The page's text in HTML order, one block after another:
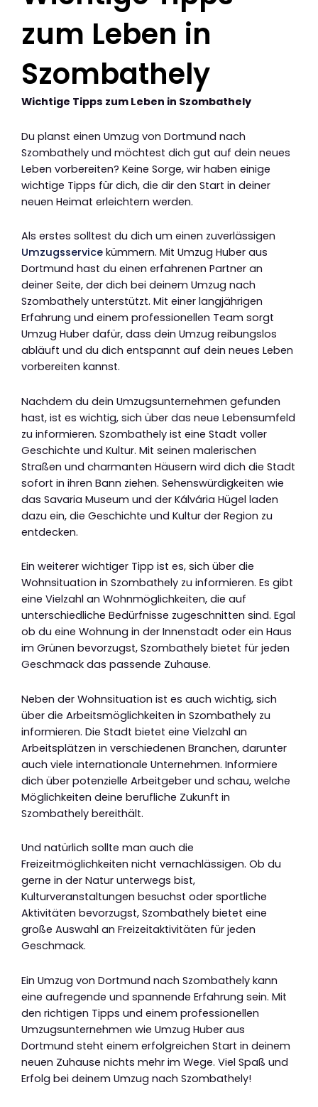
zum Leben in
Szombathely
Wichtige Tipps zum Leben in Szombathely
Du planst einen Umzug von Dortmund nach
Szombathely und möchtest dich gut auf dein neues
Leben vorbereiten? Keine Sorge, wir haben einige
wichtige Tipps für dich, die dir den Start in deiner
neuen Heimat erleichtern werden.
Als erstes solltest du dich um einen zuverlässigen
Umzugsservice kümmern. Mit Umzug Huber aus
Dortmund hast du einen erfahrenen Partner an
deiner Seite, der dich bei deinem Umzug nach
Szombathely unterstützt. Mit einer langjährigen
Erfahrung und einem professionellen Team sorgt
Umzug Huber dafür, dass dein Umzug reibungslos
abläuft und du dich entspannt auf dein neues Leben
vorbereiten kannst.
Nachdem du dein Umzugsunternehmen gefunden
hast, ist es wichtig, sich über das neue Lebensumfeld
zu informieren. Szombathely ist eine Stadt voller
Geschichte und Kultur. Mit seinen malerischen
Straßen und charmanten Häusern wird dich die Stadt
sofort in ihren Bann ziehen. Sehenswürdigkeiten wie
das Savaria Museum und der Kálvária Hügel laden
dazu ein, die Geschichte und Kultur der Region zu
entdecken.
Ein weiterer wichtiger Tipp ist es, sich über die
Wohnsituation in Szombathely zu informieren. Es gibt
eine Vielzahl an Wohnmöglichkeiten, die auf
unterschiedliche Bedürfnisse zugeschnitten sind. Egal
ob du eine Wohnung in der Innenstadt oder ein Haus
im Grünen bevorzugst, Szombathely bietet für jeden
Geschmack das passende Zuhause.
Neben der Wohnsituation ist es auch wichtig, sich
über die Arbeitsmöglichkeiten in Szombathely zu
informieren. Die Stadt bietet eine Vielzahl an
Arbeitsplätzen in verschiedenen Branchen, darunter
auch viele internationale Unternehmen. Informiere
dich über potenzielle Arbeitgeber und schau, welche
Möglichkeiten deine berufliche Zukunft in
Szombathely bereithält.
Und natürlich sollte man auch die
Freizeitmöglichkeiten nicht vernachlässigen. Ob du
gerne in der Natur unterwegs bist,
Kulturveranstaltungen besuchst oder sportliche
Aktivitäten bevorzugst, Szombathely bietet eine
große Auswahl an Freizeitaktivitäten für jeden
Geschmack.
Ein Umzug von Dortmund nach Szombathely kann
eine aufregende und spannende Erfahrung sein. Mit
den richtigen Tipps und einem professionellen
Umzugsunternehmen wie Umzug Huber aus
Dortmund steht einem erfolgreichen Start in deinem
neuen Zuhause nichts mehr im Wege. Viel Spaß und
Erfolg bei deinem Umzug nach Szombathely!